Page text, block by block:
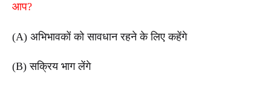
आप?
(A) अभिभावकों को सावधान रहने के लिए कहेंगे
(B) सक्रिय भाग लेंगे